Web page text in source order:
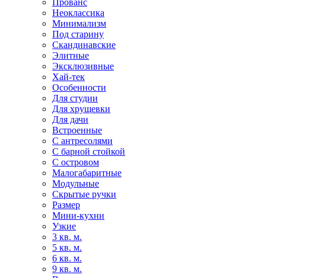
Неоклассика
Минимализм
Под старину
Скандинавские
Элитные
Эксклюзивные
Хай-тек
Особенности
Для студии
Для хрущевки
Для дачи
Встроенные
С антресолями
С барной стойкой
С островом
Малогабаритные
Модульные
Скрытые ручки
Размер
Мини-кухни
Узкие
3 кв. м.
5 кв. м.
6 кв. м.
9 кв. м.